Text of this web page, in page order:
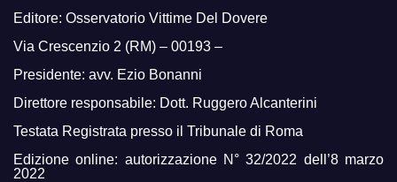
Editore: Osservatorio Vittime Del Dovere
Via Crescenzio 2 (RM) – 00193 –
Presidente: avv. Ezio Bonanni
Direttore responsabile: Dott. Ruggero Alcanterini
Testata Registrata presso il Tribunale di Roma
Edizione online: autorizzazione N° 32/2022 dell’8 marzo
2022